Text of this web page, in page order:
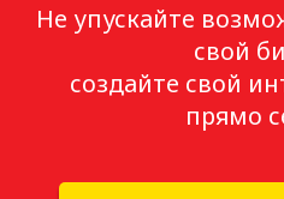
Не упускайте
свой
создайте свой
прямо